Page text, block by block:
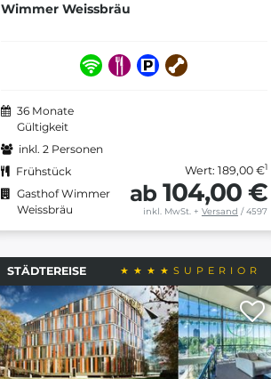
Wimmer Weissbräu
36 Monate
Gültigkeit
inkl. 2 Personen
Frühstück
Gasthof Wimmer
Weissbräu
Wert: 189,00 €1
ab 104,00 €
inkl. MwSt. + Versand / 4597
STÄDTEREISE